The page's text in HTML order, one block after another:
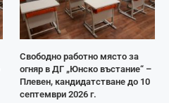
Свободно работно място за
огняр в ДГ „Юнско въстание“ –
Плевен, кандидатстване до 10
септември 2026 г.